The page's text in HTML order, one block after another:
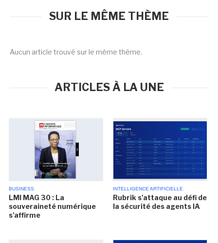
SUR LE MÊME THÈME
Aucun article trouvé sur le même thème.
ARTICLES À LA UNE
BUSINESS
LMI MAG 30 : La
souveraineté numérique
s'affirme
INTELLIGENCE ARTIFICIELLE
Rubrik s'attaque au défi de
la sécurité des agents IA